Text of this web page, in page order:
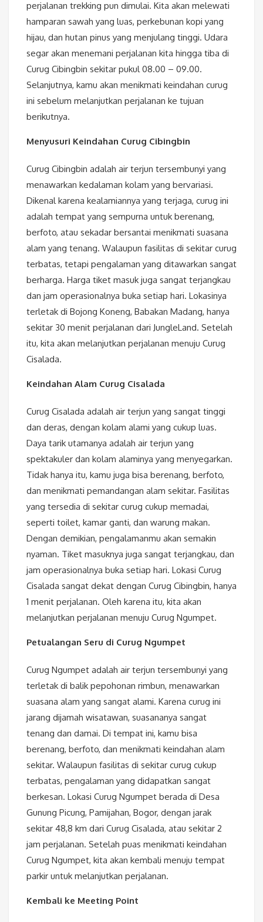
perjalanan trekking pun dimulai. Kita akan melewati
hamparan sawah yang luas, perkebunan kopi yang
hijau, dan hutan pinus yang menjulang tinggi. Udara
segar akan menemani perjalanan kita hingga tiba di
Curug Cibingbin sekitar pukul 08.00 – 09.00.
Selanjutnya, kamu akan menikmati keindahan curug
ini sebelum melanjutkan perjalanan ke tujuan
berikutnya.
Menyusuri Keindahan Curug Cibingbin
Curug Cibingbin adalah air terjun tersembunyi yang
menawarkan kedalaman kolam yang bervariasi.
Dikenal karena kealamiannya yang terjaga, curug ini
adalah tempat yang sempurna untuk berenang,
berfoto, atau sekadar bersantai menikmati suasana
alam yang tenang. Walaupun fasilitas di sekitar curug
terbatas, tetapi pengalaman yang ditawarkan sangat
berharga. Harga tiket masuk juga sangat terjangkau
dan jam operasionalnya buka setiap hari. Lokasinya
terletak di Bojong Koneng, Babakan Madang, hanya
sekitar 30 menit perjalanan dari JungleLand. Setelah
itu, kita akan melanjutkan perjalanan menuju Curug
Cisalada.
Keindahan Alam Curug Cisalada
Curug Cisalada adalah air terjun yang sangat tinggi
dan deras, dengan kolam alami yang cukup luas.
Daya tarik utamanya adalah air terjun yang
spektakuler dan kolam alaminya yang menyegarkan.
Tidak hanya itu, kamu juga bisa berenang, berfoto,
dan menikmati pemandangan alam sekitar. Fasilitas
yang tersedia di sekitar curug cukup memadai,
seperti toilet, kamar ganti, dan warung makan.
Dengan demikian, pengalamanmu akan semakin
nyaman. Tiket masuknya juga sangat terjangkau, dan
jam operasionalnya buka setiap hari. Lokasi Curug
Cisalada sangat dekat dengan Curug Cibingbin, hanya
1 menit perjalanan. Oleh karena itu, kita akan
melanjutkan perjalanan menuju Curug Ngumpet.
Petualangan Seru di Curug Ngumpet
Curug Ngumpet adalah air terjun tersembunyi yang
terletak di balik pepohonan rimbun, menawarkan
suasana alam yang sangat alami. Karena curug ini
jarang dijamah wisatawan, suasananya sangat
tenang dan damai. Di tempat ini, kamu bisa
berenang, berfoto, dan menikmati keindahan alam
sekitar. Walaupun fasilitas di sekitar curug cukup
terbatas, pengalaman yang didapatkan sangat
berkesan. Lokasi Curug Ngumpet berada di Desa
Gunung Picung, Pamijahan, Bogor, dengan jarak
sekitar 48,8 km dari Curug Cisalada, atau sekitar 2
jam perjalanan. Setelah puas menikmati keindahan
Curug Ngumpet, kita akan kembali menuju tempat
parkir untuk melanjutkan perjalanan.
Kembali ke Meeting Point